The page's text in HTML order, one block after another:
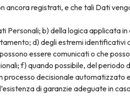
ancora registrati, e che tali Dati
Personali; b) della logica applicata
d) degli estremi identificativi
essere comunicati o che
f) quando possibile, del periodo
decisionale automatizzato
di garanzie adeguate in